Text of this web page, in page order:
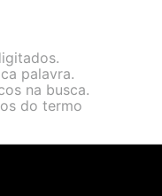
site, incluindo,
um item em nossa
palavra.
na busca.
do termo